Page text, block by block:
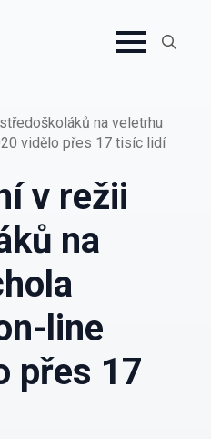
na veletrhu
vidělo přes 17 tisíc lidí
v režii
na
line
přes 17